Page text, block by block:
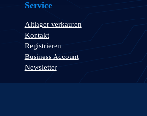
Service
Altlager verkaufen
Kontakt
Registrieren
Business Account
Newsletter